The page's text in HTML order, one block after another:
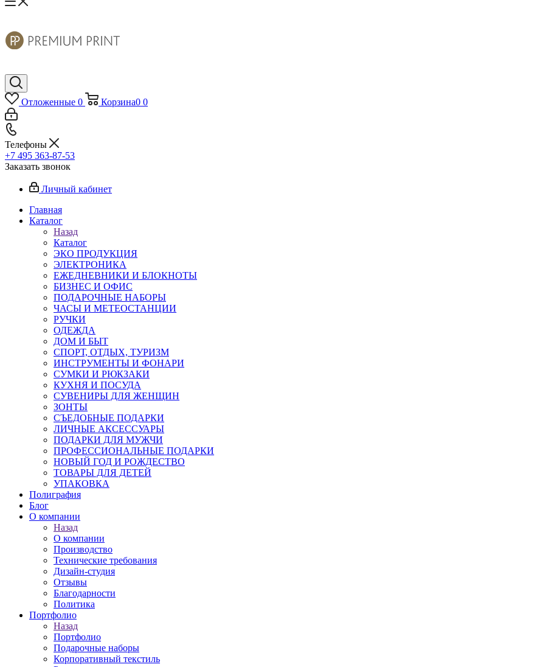
Отложенные 0 Корзина0 0
Телефоны
+7 495 363-87-53
Заказать звонок
Личный кабинет
Главная
Каталог
Назад
Каталог
ЭКО ПРОДУКЦИЯ
ЭЛЕКТРОНИКА
ЕЖЕДНЕВНИКИ И БЛОКНОТЫ
БИЗНЕС И ОФИС
ПОДАРОЧНЫЕ НАБОРЫ
ЧАСЫ И МЕТЕОСТАНЦИИ
РУЧКИ
ОДЕЖДА
ДОМ И БЫТ
СПОРТ, ОТДЫХ, ТУРИЗМ
ИНСТРУМЕНТЫ И ФОНАРИ
СУМКИ И РЮКЗАКИ
КУХНЯ И ПОСУДА
СУВЕНИРЫ ДЛЯ ЖЕНЩИН
ЗОНТЫ
СЪЕДОБНЫЕ ПОДАРКИ
ЛИЧНЫЕ АКСЕССУАРЫ
ПОДАРКИ ДЛЯ МУЖЧИ
ПРОФЕССИОНАЛЬНЫЕ ПОДАРКИ
НОВЫЙ ГОД И РОЖДЕСТВО
ТОВАРЫ ДЛЯ ДЕТЕЙ
УПАКОВКА
Полиграфия
Блог
О компании
Назад
О компании
Производство
Технические требования
Дизайн-студия
Отзывы
Благодарности
Политика
Портфолио
Назад
Портфолио
Подарочные наборы
Корпоративный текстиль